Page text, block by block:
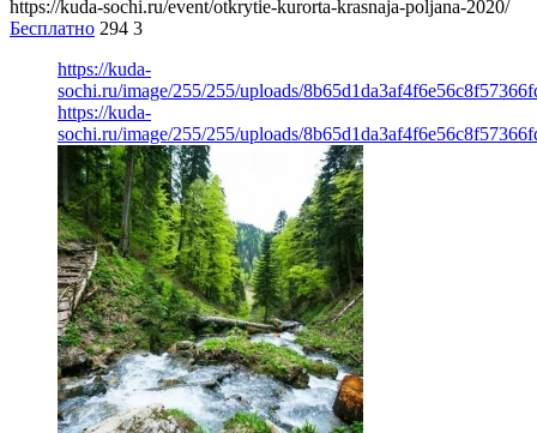
https://kuda-sochi.ru/event/otkrytie-kurorta-krasnaja-poljana-2020/
Бесплатно 294 3
https://kuda-
sochi.ru/image/255/255/uploads/
https://kuda-
sochi.ru/image/255/255/uploads/